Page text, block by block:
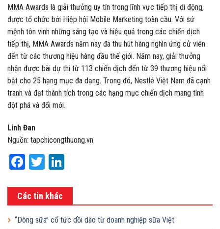
MMA Awards là giải thưởng uy tín trong lĩnh vực tiếp thị di động,
được tổ chức bởi Hiệp hội Mobile Marketing toàn cầu. Với sứ
mệnh tôn vinh những sáng tạo và hiệu quả trong các chiến dịch
tiếp thị, MMA Awards năm nay đã thu hút hàng nghìn ứng cử viên
đến từ các thương hiệu hàng đầu thế giới. Năm nay, giải thưởng
nhận được bài dự thi từ 113 chiến dịch đến từ 39 thương hiệu nổi
bật cho 25 hạng mục đa dạng. Trong đó, Nestlé Việt Nam đã cạnh
tranh và đạt thành tích trong các hạng mục chiến dịch mang tính
đột phá và đổi mới.
Linh Đan
Nguồn: tapchicongthuong.vn
Facebook
Twitter
Các tin khác
“Dòng sữa” cổ tức dồi dào từ doanh nghiệp sữa Việt